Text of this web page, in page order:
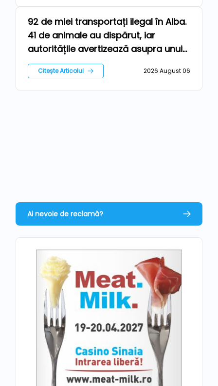
Ferma
92 de miei transportați ilegal în Alba.
41 de animale au dispărut, iar
autoritățile avertizează asupra unui
risc epidemiologic major
Citește Articolul 2026 August 06
Ai nevoie de reclamă?